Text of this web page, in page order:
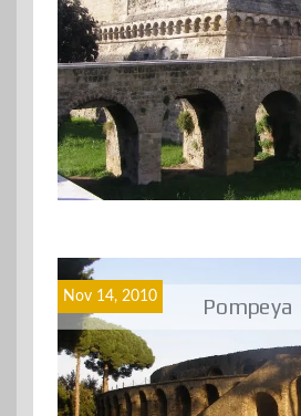
Pompeya
Nov 14, 2010